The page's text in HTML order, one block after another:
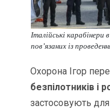
Італійські карабінери
пов’язаних із
Охорона Ігор
безпілотників і
застосовують